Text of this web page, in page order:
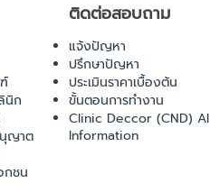
ติดต่อสอบถาม
นิก
ญาต
กชน
แจ้งปัญหา
ปรึกษาปัญหา
ประเมินราคาเบื้องต้น
ขั้นตอนการทำงาน
Clinic Deccor (CND) AI
Information